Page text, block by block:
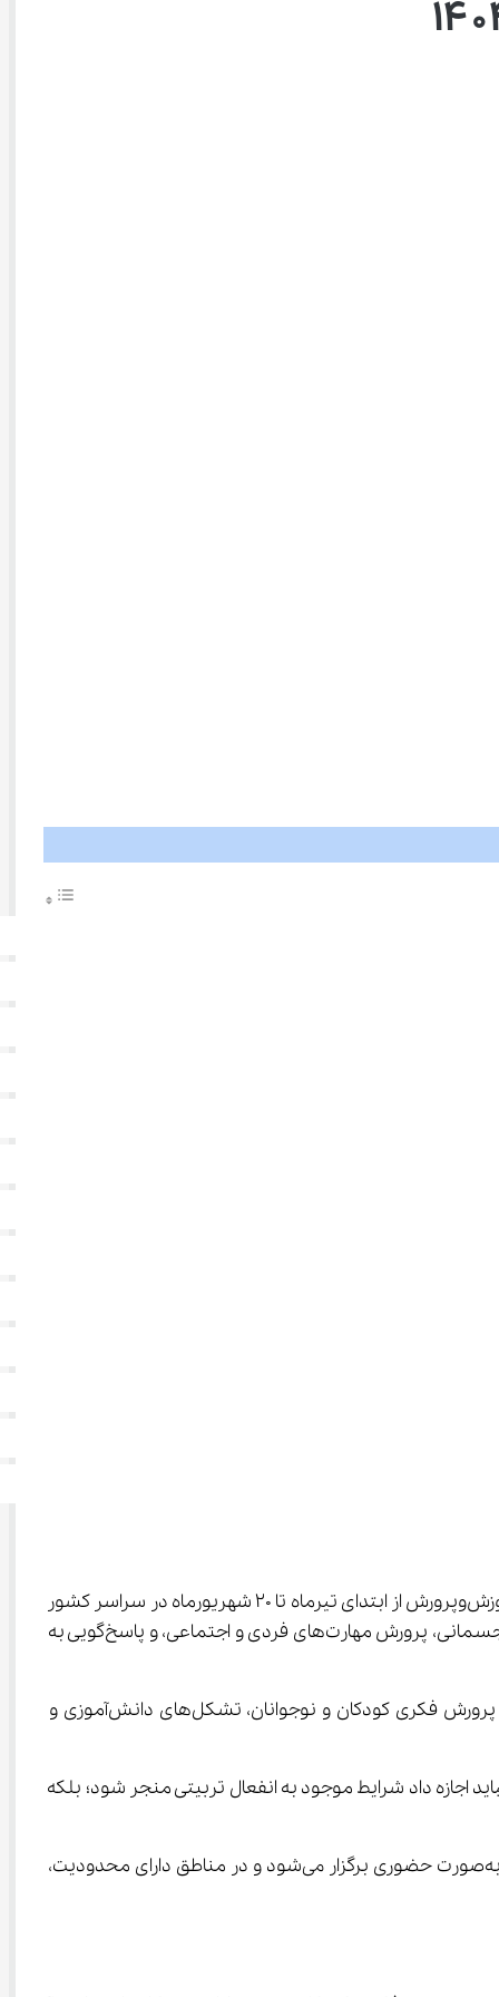
برنامه‌های اوقات فراغت تابستانی وزارت آموزش‌وپرورش از ابتدای تیرماه تا 20 شهریورماه در سراسر کشور
به‌صورت حضوری و مجازی در حال اجراست. این برنامه‌ها با هدف تقویت هویت دینی، ملی و اجتماعی دانش‌آموزان، ارتقای سلامت جسمانی، پرورش مهارت‌های فردی و اجتماعی، و پاسخ‌گویی به
مدارس، کانون‌های فرهنگی‌تربیتی، کانون‌های ورزشی، اردوگاه‌های دانش‌آموزی، دارالقرآن‌ها، مراکز مشاوره، پژوهش‌سراها، کانون پرورش فکری کودکان و نوجوانان، تشکل‌های دانش‌آموزی و
اعلام آغاز فعالیت پایگاه‌های تابستانی به تسنیم گفت: نباید اجازه داد شرایط موجود به انفعال تربیتی منجر شود؛ بلکه
وی با اشاره به تفویض اختیار به استان‌ها برای تصمیم‌گیری متناسب با شرایط خاص افزود: در مناطقی با وضعیت عادی، برنامه‌ها به‌صورت حضوری برگزار می‌شود و در مناطق دارای محدودیت،